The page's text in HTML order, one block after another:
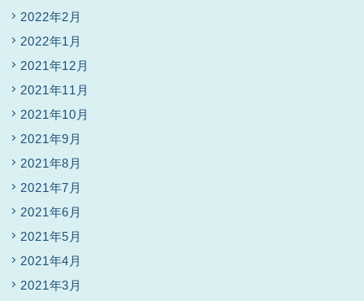
2022年2月
2022年1月
2021年12月
2021年11月
2021年10月
2021年9月
2021年8月
2021年7月
2021年6月
2021年5月
2021年4月
2021年3月